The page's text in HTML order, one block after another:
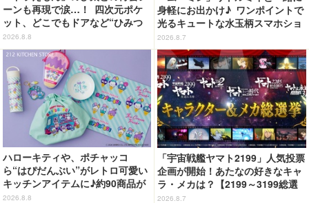
ーンも再現で涙…！ 四次元ポケ
ット、どこでもドアなど“ひみつ
道具”も登場 「グラニフ」コラボ
全20アイテム
2026.8.8
身軽にお出かけ♪ ワンポイントで
光るキュートな水玉柄スマホショ
ルダーが新登場！
2026.8.7
ハローキティや、ポチャッコ
ら“はぴだんぶい”がレトロ可愛い
キッチンアイテムに♪約90商品が
登場【212 KITCHEN STORE】
2026.8.8
「宇宙戦艦ヤマト2199」人気投票
企画が開始！あたなの好きなキャ
ラ・メカは？【2199～3199総選
挙】
2026.8.7